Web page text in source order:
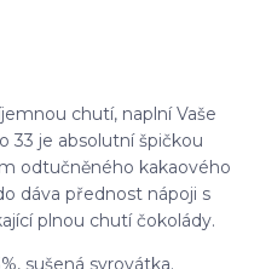
chutí, naplní Vaše
33 je absolutní špičkou
odtučněného kakaového
dáva přednost nápoji s
plnou chutí čokolády.
sušená syrovátka.